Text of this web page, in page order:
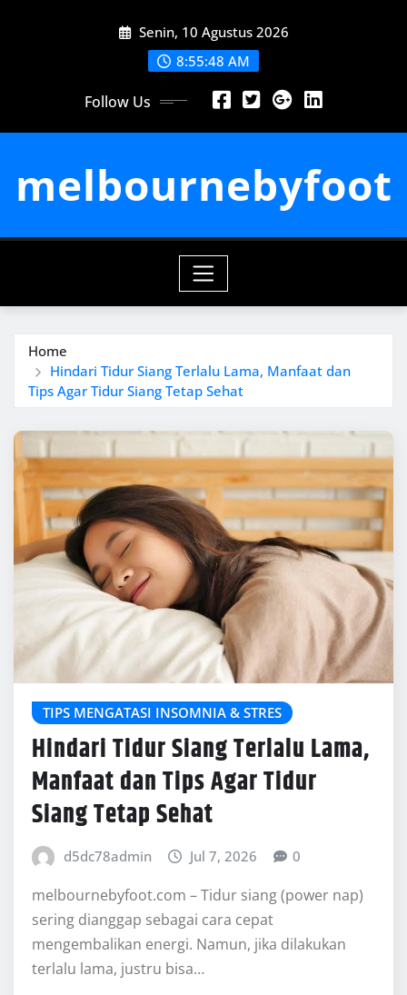
Senin, 10 Agustus 2026
8:55:49 AM
Follow Us
melbournebyfoot
Home
Hindari Tidur Siang Terlalu Lama, Manfaat dan
Tips Agar Tidur Siang Tetap Sehat
TIPS MENGATASI INSOMNIA & STRES
Hindari Tidur Siang Terlalu Lama,
Manfaat dan Tips Agar Tidur
Siang Tetap Sehat
d5dc78admin Jul 7, 2026 0
melbournebyfoot.com – Tidur siang (power nap)
sering dianggap sebagai cara cepat
mengembalikan energi. Namun, jika dilakukan
terlalu lama, justru bisa…